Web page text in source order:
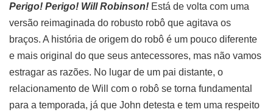
Perigo! Perigo! Will Robinson! Está de volta com uma
versão reimaginada do robusto robô que agitava os
braços. A história de origem do robô é um pouco diferente
e mais original do que seus antecessores, mas não vamos
estragar as razões. No lugar de um pai distante, o
relacionamento de Will com o robô se torna fundamental
para a temporada, já que John detesta e tem uma respeito